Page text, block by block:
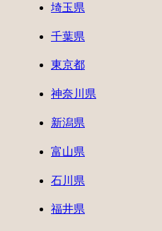
埼玉県
千葉県
東京都
神奈川県
新潟県
富山県
石川県
福井県